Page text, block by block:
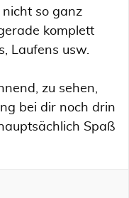
nicht so ganz
komplett
Laufens usw.
zu sehen,
bei dir noch drin
Spaß